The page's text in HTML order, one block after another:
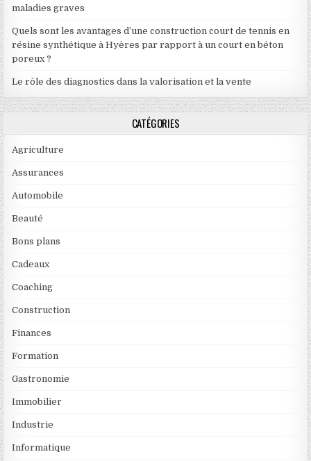
maladies graves
Quels sont les avantages d’une construction court de tennis en
résine synthétique à Hyères par rapport à un court en béton
poreux ?
Le rôle des diagnostics dans la valorisation et la vente
CATÉGORIES
Agriculture
Assurances
Automobile
Beauté
Bons plans
Cadeaux
Coaching
Construction
Finances
Formation
Gastronomie
Immobilier
Industrie
Informatique